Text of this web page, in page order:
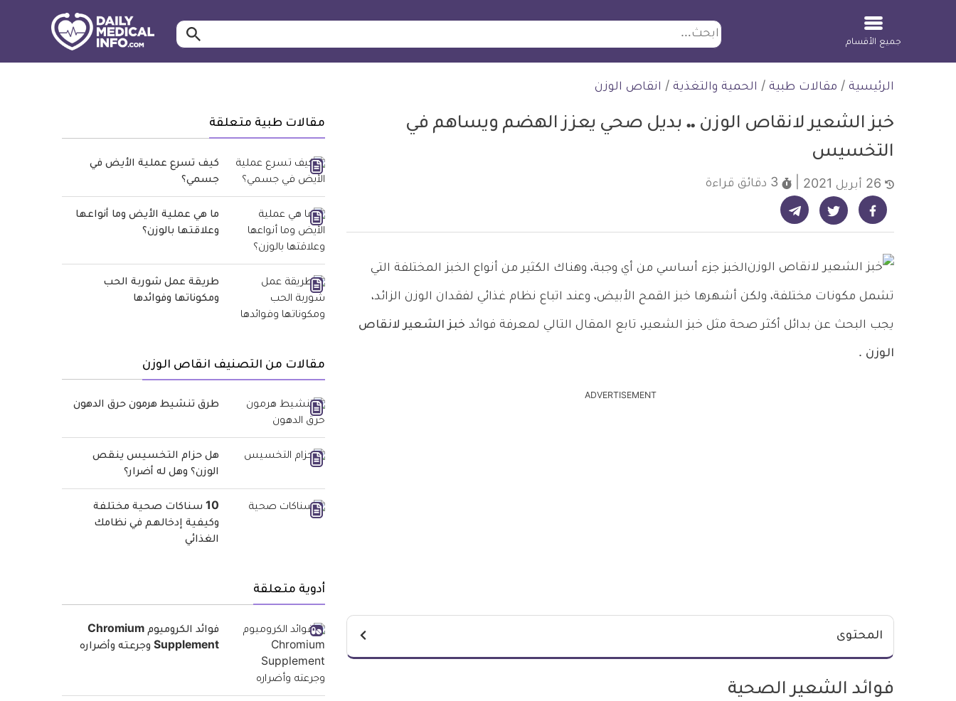
ابحث ابحث…
جميع الأقسام
الرئيسية / مقالات طبية / الحمية والتغذية / انقاص الوزن
خبز الشعير لانقاص الوزن .. بديل صحي يعزز الهضم ويساهم في
التخسيس
3 دقائق قراءة
شارك على فيسبوك - ديلي ميديكال انفو شارك على تويتر - ديلي ميديكال انفو شارك على تيليجرام - ديلي ميديكال انفو
الخبز جزء أساسي من أي وجبة، وهناك الكثير من أنواع الخبز المختلفة التي
تشمل مكونات مختلفة، ولكن أشهرها خبز القمح الأبيض، وعند اتباع نظام غذائي لفقدان الوزن الزائد،
يجب البحث عن بدائل أكثر صحة مثل خبز الشعير، تابع المقال التالي لمعرفة فوائد خبز الشعير لانقاص
الوزن .
ADVERTISEMENT
المحتوى
فوائد الشعير الصحية
مقالات طبية متعلقة
كيف تسرع عملية الأيض في
جسمي؟
ما هي عملية الأيض وما أنواعها
وعلاقتها بالوزن؟
طريقة عمل شوربة الحب
ومكوناتها وفوائدها
مقالات من التصنيف انقاص الوزن
طرق تنشيط هرمون حرق الدهون
هل حزام التخسيس ينقص
الوزن؟ وهل له أضرار؟
10 سناكات صحية مختلفة
وكيفية إدخالهم في نظامك
الغذائي
أدوية متعلقة
فوائد الكروميوم Chromium
Supplement وجرعته وأضراره